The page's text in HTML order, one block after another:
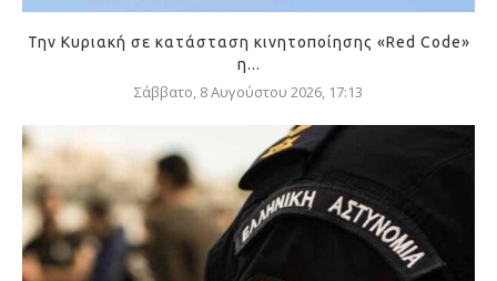
Την Κυριακή σε κατάσταση κινητοποίησης «Red Code»
η...
Σάββατο, 8 Αυγούστου 2026, 17:13